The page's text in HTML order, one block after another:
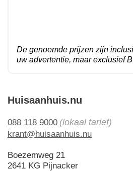
Huisaanhuis.nu
088 118 9000 (lokaal tarief)
krant@huisaanhuis.nu
Boezemweg 21
2641 KG Pijnacker
De genoemde prijzen zijn
uw advertentie, maar exclusief